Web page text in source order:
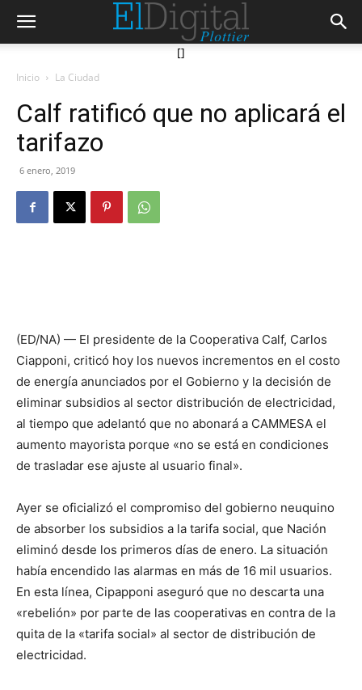
[]
Inicio La Ciudad
Calf ratificó que no aplicará el
tarifazo
6 enero, 2019
(ED/NA) — El presidente de la Cooperativa Calf, Carlos
Ciapponi, criticó hoy los nuevos incrementos en el costo
de energía anunciados por el Gobierno y la decisión de
eliminar subsidios al sector distribución de electricidad,
al tiempo que adelantó que no abonará a CAMMESA el
aumento mayorista porque «no se está en condiciones
de trasladar ese ajuste al usuario final».
Ayer se oficializó el compromiso del gobierno neuquino
de absorber los subsidios a la tarifa social, que Nación
eliminó desde los primeros días de enero. La situación
había encendido las alarmas en más de 16 mil usuarios.
En esta línea, Cipapponi aseguró que no descarta una
«rebelión» por parte de las cooperativas en contra de la
quita de la «tarifa social» al sector de distribución de
electricidad.